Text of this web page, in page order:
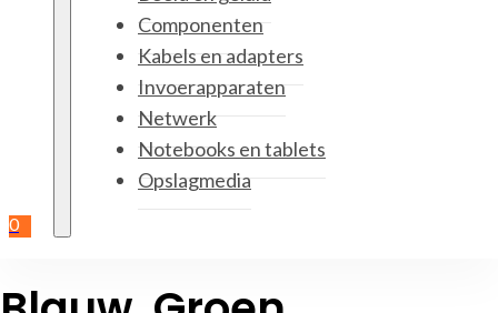
0
Componenten
Kabels en adapters
Invoerapparaten
Netwerk
Notebooks en tablets
Opslagmedia